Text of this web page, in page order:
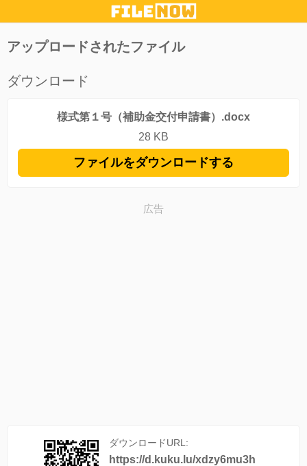
アップロードされたファイル
ダウンロード
様式第１号（補助金交付申請書）.docx
28 KB
ファイルをダウンロードする
広告
ダウンロードURL:
https://d.kuku.lu/xdzy6mu3h